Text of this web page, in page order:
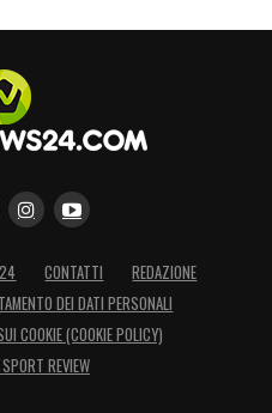
CONTATTI
REDAZIONE
DEI DATI PERSONALI
COOKIE (COOKIE POLICY)
REVIEW